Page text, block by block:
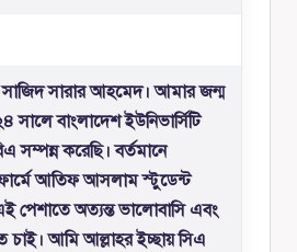
সারার আহমেদ। আমার জন্ম
বাংলাদেশ ইউনিভার্সিটি
সম্পন্ন করেছি। বর্তমানে
আতিফ আসলাম স্টুডেন্ট
পেশাতে অত্যন্ত ভালোবাসি এবং
চাই। আমি আল্লাহর ইচ্ছায় সিএ